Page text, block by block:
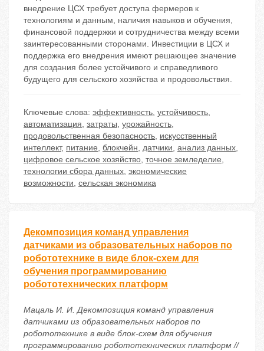
внедрение ЦСХ требует доступа фермеров к
технологиям и данным, наличия навыков и обучения,
финансовой поддержки и сотрудничества между всеми
заинтересованными сторонами. Инвестиции в ЦСХ и
поддержка его внедрения имеют решающее значение
для создания более устойчивого и справедливого
будущего для сельского хозяйства и продовольствия.
Ключевые слова: эффективность, устойчивость,
автоматизация, затраты, урожайность,
продовольственная безопасность, искусственный
интеллект, питание, блокчейн, датчики, анализ данных,
цифровое сельское хозяйство, точное земледелие,
технологии сбора данных, экономические
возможности, сельская экономика
Декомпозиция команд управления
датчиками из образовательных наборов по
робототехнике в виде блок-схем для
обучения программированию
робототехнических платформ
Мацаль И. И. Декомпозиция команд управления
датчиками из образовательных наборов по
робототехнике в виде блок-схем для обучения
программированию робототехнических платформ //